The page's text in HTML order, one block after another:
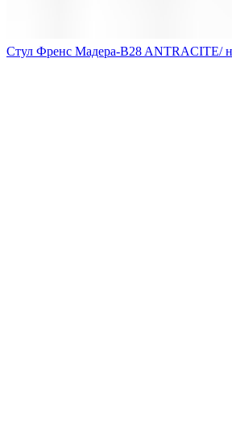
Стул Френс Мадера-B28 ANTRACITE/